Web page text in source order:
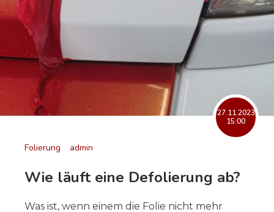
27.11.2023
15:00
Folierung admin
Wie läuft eine Defolierung ab?
Was ist, wenn einem die Folie nicht mehr